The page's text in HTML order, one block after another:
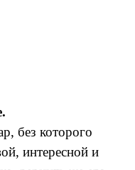
без которого
интересной и